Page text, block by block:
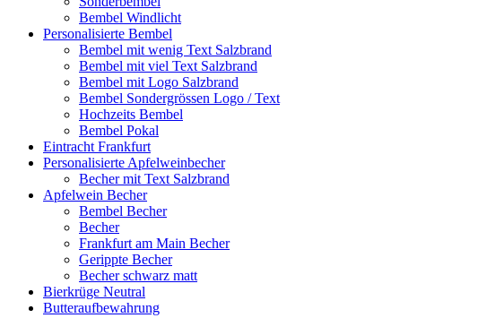
Bembel Windlicht
Personalisierte Bembel
Bembel mit wenig Text Salzbrand
Bembel mit viel Text Salzbrand
Bembel mit Logo Salzbrand
Bembel Sondergrössen Logo / Text
Hochzeits Bembel
Bembel Pokal
Eintracht Frankfurt
Personalisierte Apfelweinbecher
Becher mit Text Salzbrand
Apfelwein Becher
Bembel Becher
Becher
Frankfurt am Main Becher
Gerippte Becher
Becher schwarz matt
Bierkrüge Neutral
Butteraufbewahrung